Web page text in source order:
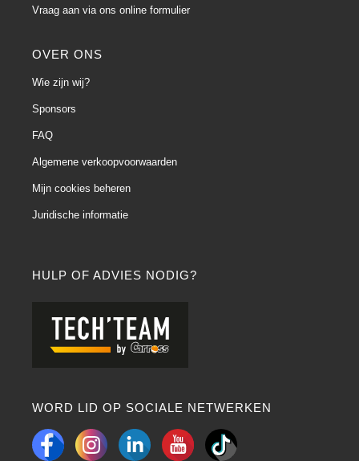
HULP OF ADVIES NODIG?
WORD LID OP SOCIALE NETWERKEN
Vraag aan via ons online formulier
OVER ONS
Wie zijn wij?
Sponsors
FAQ
Algemene verkoopvoorwaarden
Mijn cookies beheren
Juridische informatie